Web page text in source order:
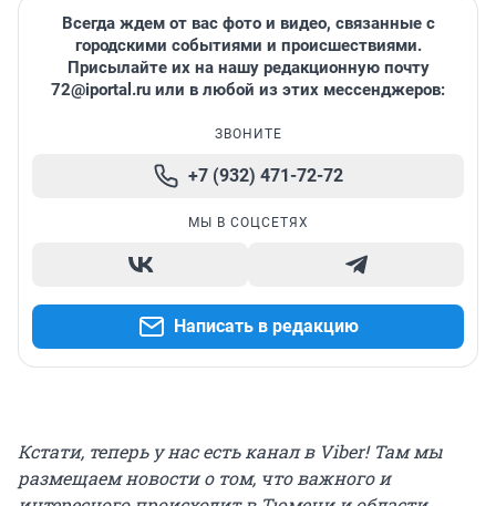
Всегда ждем от вас фото и видео, связанные с
городскими событиями и происшествиями.
Присылайте их на нашу редакционную почту
72@iportal.ru или в любой из этих мессенджеров:
ЗВОНИТЕ
+7 (932) 471-72-72
МЫ В СОЦСЕТЯХ
Написать в редакцию
Кстати, теперь у нас есть канал в Viber! Там мы
размещаем новости о том, что важного и